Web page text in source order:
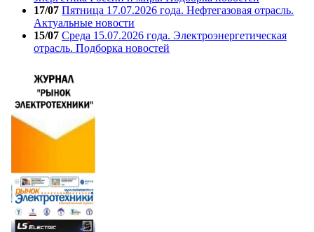
17/07 Пятница 17.07.2026 года. Нефтегазовая отрасль.
Актуальные новости
15/07 Среда 15.07.2026 года. Электроэнергетическая
отрасль. Подборка новостей